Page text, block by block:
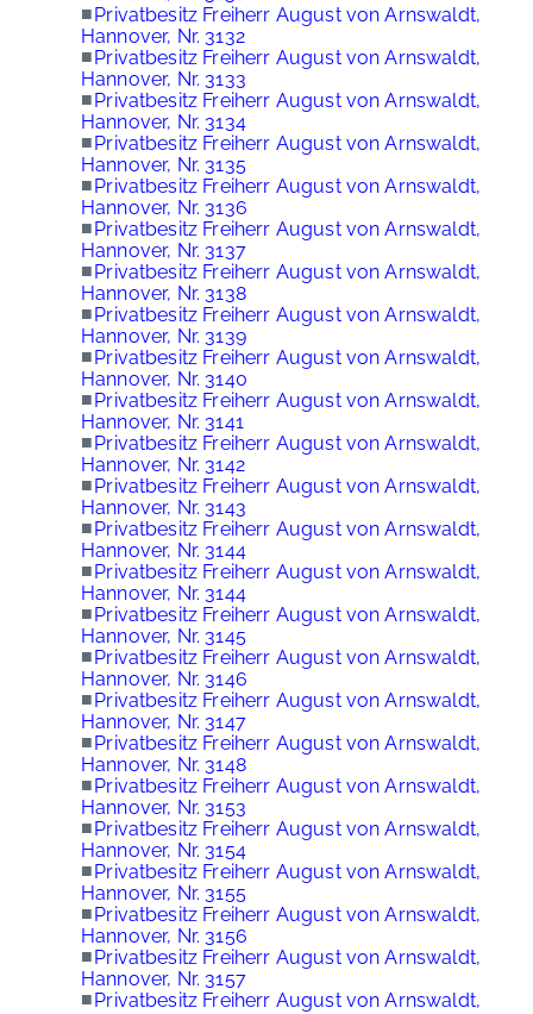
■Privatbesitz Freiherr August von Arnswaldt,
Hannover, Nr. 3132
■Privatbesitz Freiherr August von Arnswaldt,
Hannover, Nr. 3133
■Privatbesitz Freiherr August von Arnswaldt,
Hannover, Nr. 3134
■Privatbesitz Freiherr August von Arnswaldt,
Hannover, Nr. 3135
■Privatbesitz Freiherr August von Arnswaldt,
Hannover, Nr. 3136
■Privatbesitz Freiherr August von Arnswaldt,
Hannover, Nr. 3137
■Privatbesitz Freiherr August von Arnswaldt,
Hannover, Nr. 3138
■Privatbesitz Freiherr August von Arnswaldt,
Hannover, Nr. 3139
■Privatbesitz Freiherr August von Arnswaldt,
Hannover, Nr. 3140
■Privatbesitz Freiherr August von Arnswaldt,
Hannover, Nr. 3141
■Privatbesitz Freiherr August von Arnswaldt,
Hannover, Nr. 3142
■Privatbesitz Freiherr August von Arnswaldt,
Hannover, Nr. 3143
■Privatbesitz Freiherr August von Arnswaldt,
Hannover, Nr. 3144
■Privatbesitz Freiherr August von Arnswaldt,
Hannover, Nr. 3144
■Privatbesitz Freiherr August von Arnswaldt,
Hannover, Nr. 3145
■Privatbesitz Freiherr August von Arnswaldt,
Hannover, Nr. 3146
■Privatbesitz Freiherr August von Arnswaldt,
Hannover, Nr. 3147
■Privatbesitz Freiherr August von Arnswaldt,
Hannover, Nr. 3148
■Privatbesitz Freiherr August von Arnswaldt,
Hannover, Nr. 3153
■Privatbesitz Freiherr August von Arnswaldt,
Hannover, Nr. 3154
■Privatbesitz Freiherr August von Arnswaldt,
Hannover, Nr. 3155
■Privatbesitz Freiherr August von Arnswaldt,
Hannover, Nr. 3156
■Privatbesitz Freiherr August von Arnswaldt,
Hannover, Nr. 3157
■Privatbesitz Freiherr August von Arnswaldt,